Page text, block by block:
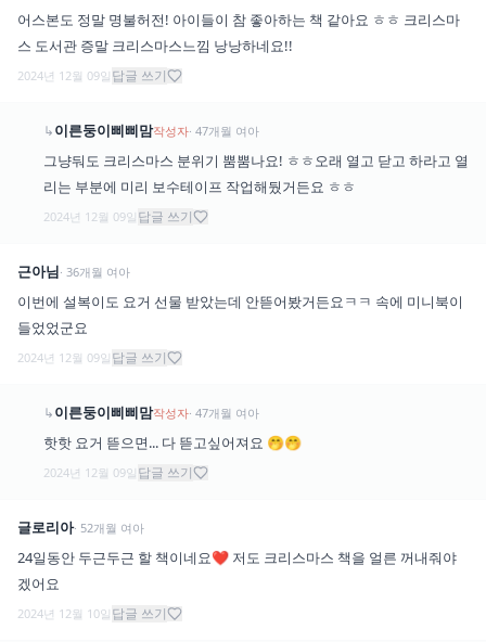
어스본도 정말 명불허전! 아이들이 참 좋아하는 책 같아요 ㅎㅎ 크리스마
스 도서관 증말 크리스마스느낌 낭낭하네요!!
2024년 12월 09일 답글 쓰기
↳이른둥이삐삐맘작성자· 47개월 여아
그냥둬도 크리스마스 분위기 뿜뿜나요! ㅎㅎ오래 열고 닫고 하라고 열
리는 부분에 미리 보수테이프 작업해뒀거든요 ㅎㅎ
2024년 12월 09일 답글 쓰기
근아님· 36개월 여아
이번에 설복이도 요거 선물 받았는데 안뜯어봤거든요ㅋㅋ 속에 미니북이
들었었군요
2024년 12월 09일 답글 쓰기
↳이른둥이삐삐맘작성자· 47개월 여아
핫핫 요거 뜯으면... 다 뜯고싶어져요 🤭🤭
2024년 12월 09일 답글 쓰기
글로리아· 52개월 여아
24일동안 두근두근 할 책이네요❤️ 저도 크리스마스 책을 얼른 꺼내줘야
겠어요
2024년 12월 10일 답글 쓰기